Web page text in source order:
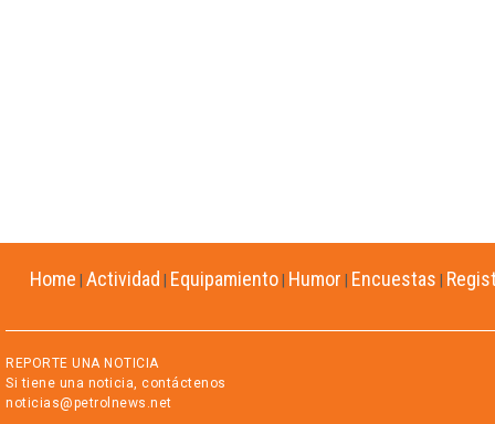
Home Actividad Equipamiento Humor Encuestas
REPORTE UNA NOTICIA
Si tiene una noticia, contáctenos
noticias@petrolnews.net